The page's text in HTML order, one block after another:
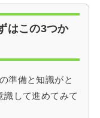
はこの3つか
準備と知識がと
識して進めてみて